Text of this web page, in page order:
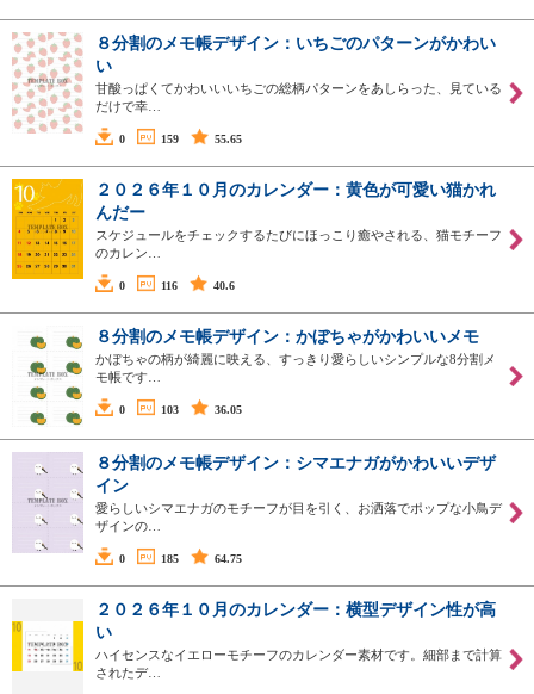
８分割のメモ帳デザイン：いちごのパターンがかわい
い
甘酸っぱくてかわいいいちごの総柄パターンをあしらった、見ている
だけで幸…
0 159 55.65
２０２６年１０月のカレンダー：黄色が可愛い猫かれ
んだー
スケジュールをチェックするたびにほっこり癒やされる、猫モチーフ
のカレン…
0 116 40.6
８分割のメモ帳デザイン：かぼちゃがかわいいメモ
かぼちゃの柄が綺麗に映える、すっきり愛らしいシンプルな8分割メ
モ帳です…
0 103 36.05
８分割のメモ帳デザイン：シマエナガがかわいいデザ
イン
愛らしいシマエナガのモチーフが目を引く、お洒落でポップな小鳥デ
ザインの…
0 185 64.75
２０２６年１０月のカレンダー：横型デザイン性が高
い
ハイセンスなイエローモチーフのカレンダー素材です。細部まで計算
されたデ…